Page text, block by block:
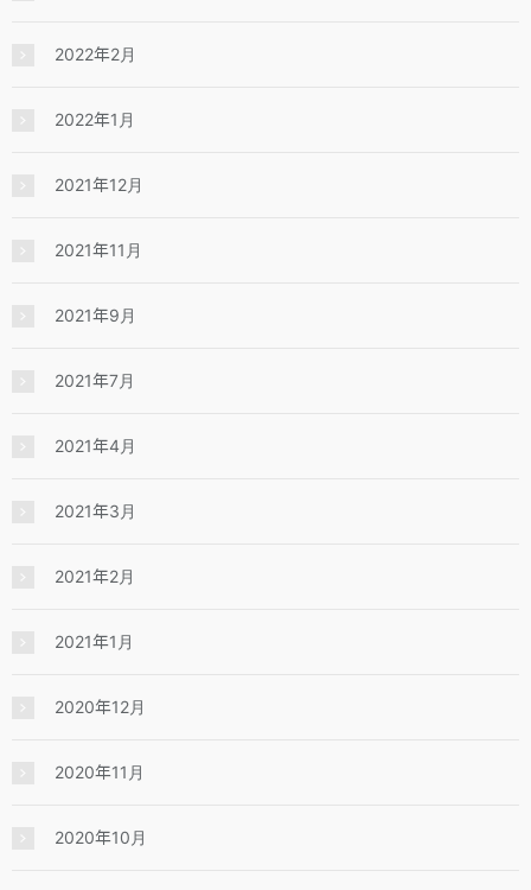
2022年2月
2022年1月
2021年12月
2021年11月
2021年9月
2021年7月
2021年4月
2021年3月
2021年2月
2021年1月
2020年12月
2020年11月
2020年10月